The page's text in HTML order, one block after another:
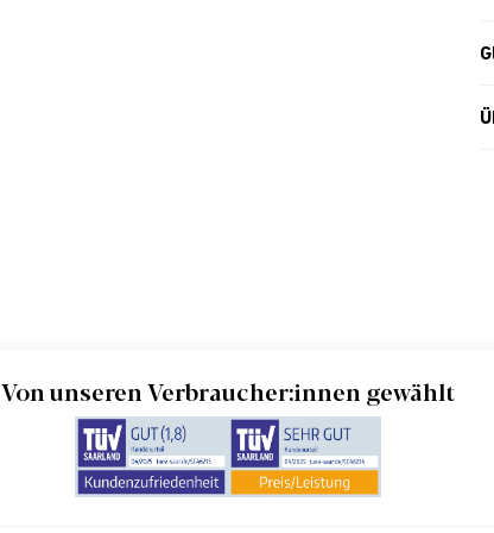
Von unseren Verbraucher:innen gewählt